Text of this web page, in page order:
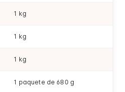
1 kg
1 kg
1 kg
1 paquete de 680 g